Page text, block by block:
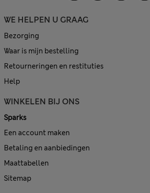
WE HELPEN U GRAAG
Bezorging
Waar is mijn bestelling
Retourneringen en restituties
Help
WINKELEN BIJ ONS
Sparks
Een account maken
Betaling en aanbiedingen
Maattabellen
Sitemap